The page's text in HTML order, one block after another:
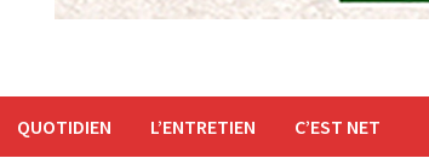
QUOTIDIEN L’ENTRETIEN C’EST NET